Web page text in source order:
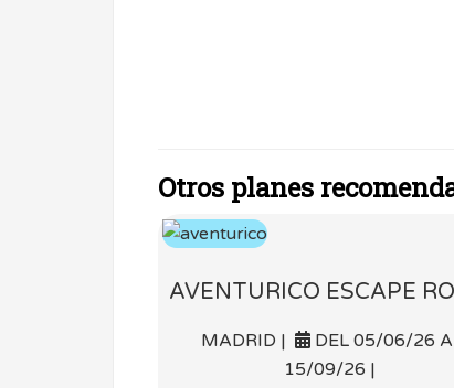
Otros planes
AVENTURICO ESCAPE
MADRID |
DEL 05/06/26
15/09/26 |